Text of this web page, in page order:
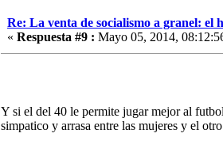
Re: La venta de socialismo a granel: el
« Respuesta #9 : Mayo 05, 2014,
Y si el del 40 le permite jugar mejor al
simpatico y arrasa entre las mujeres y el